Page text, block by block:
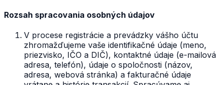
Rozsah spracovania osobných údajov
V procese registrácie a prevádzky vášho účtu
zhromažďujeme vaše identifikačné údaje (meno,
priezvisko, IČO a DIČ), kontaktné údaje (e-mailová
adresa, telefón), údaje o spoločnosti (názov,
adresa, webová stránka) a fakturačné údaje